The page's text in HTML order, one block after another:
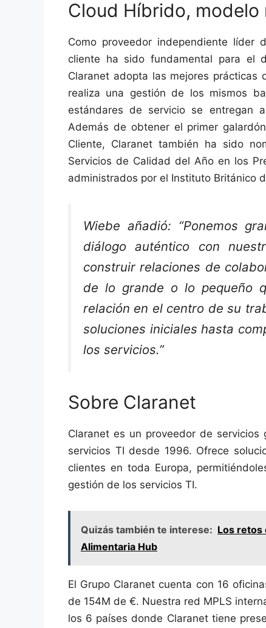
Cloud Híbrido, modelo
Como proveedor independiente líder
cliente ha sido fundamental para el
Claranet adopta las mejores
realiza una gestión de los mismos
estándares de servicio se entregan
Además de obtener el primer
Cliente, Claranet también ha sido
Servicios de Calidad del Año en los
administrados por el Instituto Británico
Wiebe añadió: “Ponemos
diálogo auténtico con
construir relaciones de
de lo grande o lo pequeño
relación en el centro de su
soluciones iniciales hasta
los servicios.”
Sobre Claranet
Claranet es un proveedor de
servicios TI desde 1996. Ofrece
clientes en toda Europa,
gestión de los servicios TI.
Quizás también te interese: Los retos
Alimentaria Hub
El Grupo Claranet cuenta con 16
de 154M de €. Nuestra red MPLS
los 6 países donde Claranet tiene